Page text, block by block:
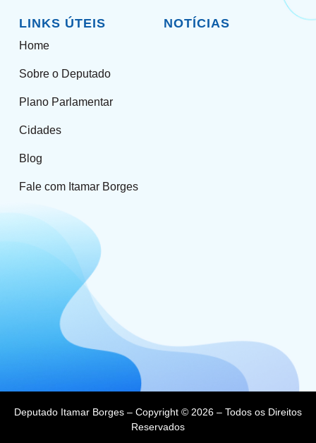
LINKS ÚTEIS
Home
Sobre o Deputado
Plano Parlamentar
Cidades
Blog
Fale com Itamar Borges
NOTÍCIAS
Deputado Itamar Borges – Copyright © 2026 – Todos os Direitos
Reservados